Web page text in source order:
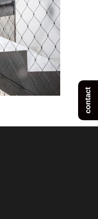
contact